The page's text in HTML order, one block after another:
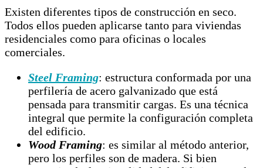
Existen diferentes tipos de construcción en seco.
Todos ellos pueden aplicarse tanto para viviendas
residenciales como para oficinas o locales
comerciales.
Steel Framing: estructura conformada por una
perfilería de acero galvanizado que está
pensada para transmitir cargas. Es una técnica
integral que permite la configuración completa
del edificio.
Wood Framing: es similar al método anterior,
pero los perfiles son de madera. Si bien